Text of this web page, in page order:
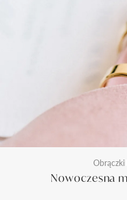
Nowoczesna